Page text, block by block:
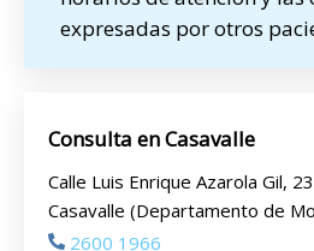
expresadas por otros
Consulta en Casavalle
Calle Luis Enrique Azarola Gil,
Casavalle (Departamento de
2600 1966